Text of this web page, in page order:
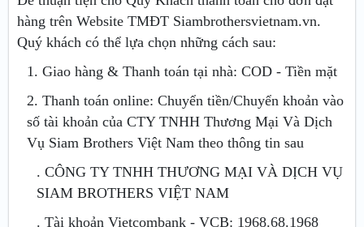
hàng trên Website TMĐT Siambrothersvietnam.vn.
Quý khách có thể lựa chọn những cách sau:
1. Giao hàng & Thanh toán tại nhà: COD - Tiền mặt
2. Thanh toán online: Chuyển tiền/Chuyển khoản vào
số tài khoản của CTY TNHH Thương Mại Và Dịch
Vụ Siam Brothers Việt Nam theo thông tin sau
. CÔNG TY TNHH THƯƠNG MẠI VÀ DỊCH VỤ
SIAM BROTHERS VIỆT NAM
. Tài khoản Vietcombank - VCB: 1968.68.1968